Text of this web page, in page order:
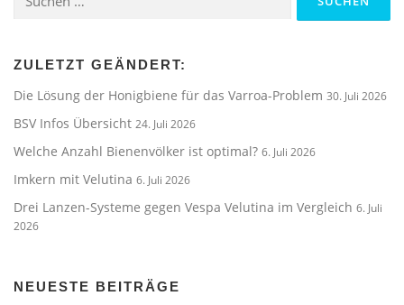
nach:
ZULETZT GEÄNDERT:
Die Lösung der Honigbiene für das Varroa-Problem 30. Juli 2026
BSV Infos Übersicht 24. Juli 2026
Welche Anzahl Bienenvölker ist optimal? 6. Juli 2026
Imkern mit Velutina 6. Juli 2026
Drei Lanzen-Systeme gegen Vespa Velutina im Vergleich 6. Juli
2026
NEUESTE BEITRÄGE